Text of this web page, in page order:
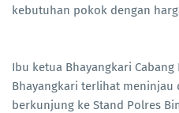
kebutuhan pokok dengan
Ibu ketua Bhayangkari
Bhayangkari terlihat meninjau
berkunjung ke Stand Polres